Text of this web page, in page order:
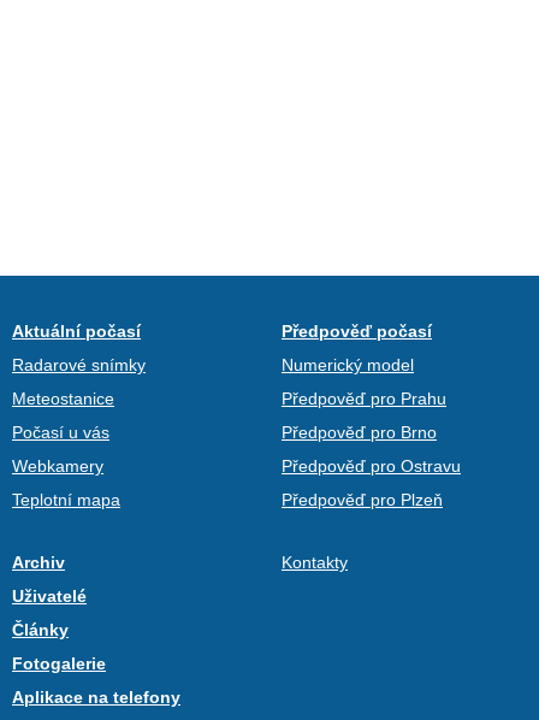
Aktuální počasí
Radarové snímky
Meteostanice
Počasí u vás
Webkamery
Teplotní mapa
Předpověď počasí
Numerický model
Předpověď pro Prahu
Předpověď pro Brno
Předpověď pro Ostravu
Předpověď pro Plzeň
Archiv
Uživatelé
Články
Fotogalerie
Aplikace na telefony
Kontakty